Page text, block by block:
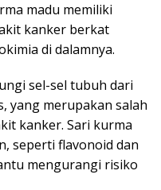
madu memiliki
kanker berkat
di dalamnya.
sel-sel tubuh dari
yang merupakan salah
kanker. Sari kurma
seperti flavonoid dan
mengurangi risiko